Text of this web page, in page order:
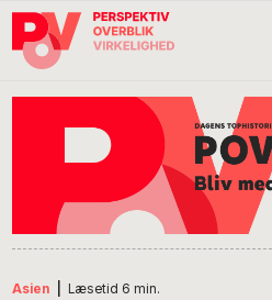
Gå
direkte
Skip
indhold
Gå
direkte
Asien Læsetid 6 min.